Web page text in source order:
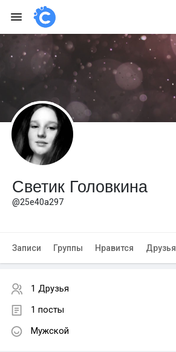
Светик Головкина
@25e40a297
Записи Группы Нравится Друзья
1 Друзья
1 посты
Мужской